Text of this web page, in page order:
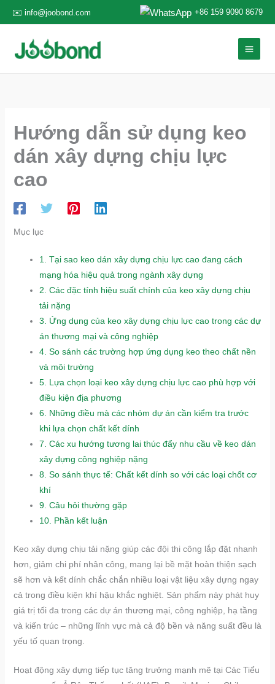
tới
dung
✉️ info@joobond.com +86 159 9090 8679
Hướng dẫn sử dụng keo
dán xây dựng chịu lực
cao
Mục lục
1. Tại sao keo dán xây dựng chịu lực cao đang cách
mạng hóa hiệu quả trong ngành xây dựng
2. Các đặc tính hiệu suất chính của keo xây dựng chịu
tải nặng
3. Ứng dụng của keo xây dựng chịu lực cao trong các dự
án thương mại và công nghiệp
4. So sánh các trường hợp ứng dụng keo theo chất nền
và môi trường
5. Lựa chọn loại keo xây dựng chịu lực cao phù hợp với
điều kiện địa phương
6. Những điều mà các nhóm dự án cần kiểm tra trước
khi lựa chọn chất kết dính
7. Các xu hướng tương lai thúc đẩy nhu cầu về keo dán
xây dựng công nghiệp nặng
8. So sánh thực tế: Chất kết dính so với các loại chốt cơ
khí
9. Câu hỏi thường gặp
10. Phần kết luận
Keo xây dựng chịu tải nặng giúp các đội thi công lắp đặt nhanh
hơn, giảm chi phí nhân công, mang lại bề mặt hoàn thiện sạch
sẽ hơn và kết dính chắc chắn nhiều loại vật liệu xây dựng ngay
cả trong điều kiện khí hậu khắc nghiệt. Sản phẩm này phát huy
giá trị tối đa trong các dự án thương mại, công nghiệp, hạ tầng
và kiến trúc – những lĩnh vực mà cả độ bền và năng suất đều là
yếu tố quan trọng.
Hoạt động xây dựng tiếp tục tăng trưởng mạnh mẽ tại Các Tiểu